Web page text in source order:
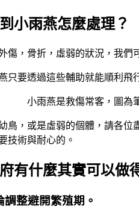
小雨燕怎麼處理？
傷，骨折，虛弱的狀況，我
只要透過這些輔助就能順利飛
小雨燕是救傷常客，圖為
鳥，或是虛弱的個體，請各
技術與耐心的。
有什麼其實可以做
調整避開繁殖期。